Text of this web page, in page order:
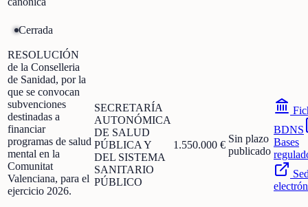
Cerrada
RESOLUCIÓN
de la Conselleria
de Sanidad, por la
que se convocan
subvenciones
destinadas a
financiar
programas de salud
mental en la
Comunitat
Valenciana, para el
ejercicio 2026.
SECRETARÍA
AUTONÓMICA
DE SALUD
PÚBLICA Y
DEL SISTEMA
SANITARIO
PÚBLICO
1.550.000 €
Sin plazo
publicado
BDNS
Bases